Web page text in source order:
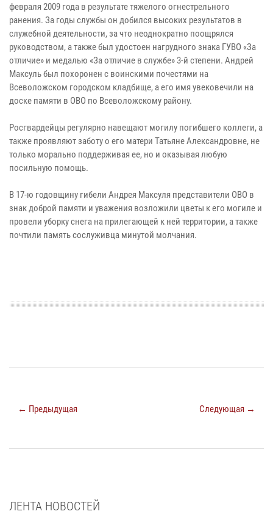
февраля 2009 года в результате тяжелого огнестрельного
ранения. За годы службы он добился высоких результатов в
служебной деятельности, за что неоднократно поощрялся
руководством, а также был удостоен нагрудного знака ГУВО «За
отличие» и медалью «За отличие в службе» 3-й степени. Андрей
Максуль был похоронен с воинскими почестями на
Всеволожском городском кладбище, а его имя увековечили на
доске памяти в ОВО по Всеволожскому району.
Росгвардейцы регулярно навещают могилу погибшего коллеги, а
также проявляют заботу о его матери Татьяне Александровне, не
только морально поддерживая ее, но и оказывая любую
посильную помощь.
В 17-ю годовщину гибели Андрея Максуля представители ОВО в
знак доброй памяти и уважения возложили цветы к его могиле и
провели уборку снега на прилегающей к ней территории, а также
почтили память сослуживца минутой молчания.
← Предыдущая Следующая →
ЛЕНТА НОВОСТЕЙ